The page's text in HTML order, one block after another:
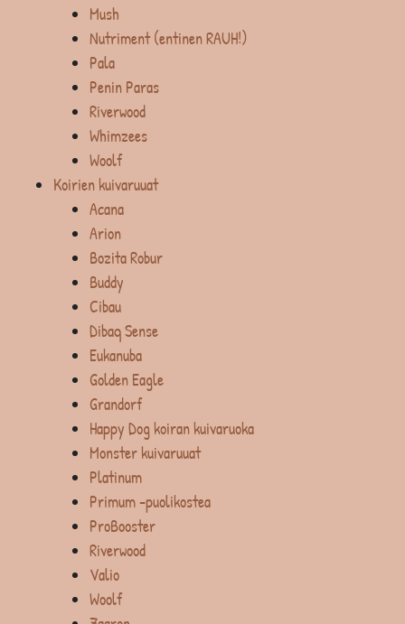
Mush
Nutriment (entinen RAUH!)
Pala
Penin Paras
Riverwood
Whimzees
Woolf
Koirien kuivaruuat
Acana
Arion
Bozita Robur
Buddy
Cibau
Dibaq Sense
Eukanuba
Golden Eagle
Grandorf
Happy Dog koiran kuivaruoka
Monster kuivaruuat
Platinum
Primum -puolikostea
ProBooster
Riverwood
Valio
Woolf